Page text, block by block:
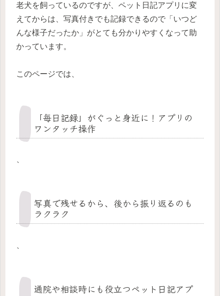
老犬を飼っているのですが、ペット日記アプリに変
えてからは、写真付きでも記録できるので「いつど
んな様子だったか」がとても分かりやすくなって助
かっています。
このページでは、
「毎日記録」がぐっと身近に！アプリの
ワンタッチ操作
、
写真で残せるから、後から振り返るのも
ラクラク
通院や相談時にも役立つペット日記アプ